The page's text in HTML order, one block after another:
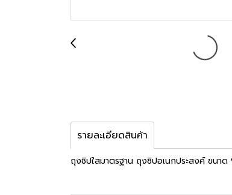
รายละเอียดสินค้า
ถุงซิปใสมาตรฐาน ถุงซิปอเนกประสงค์ ขนา